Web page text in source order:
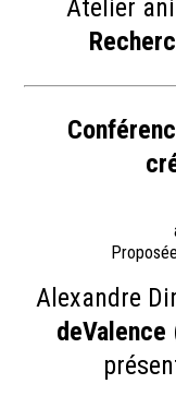
Atelier
Alexandre
deValence